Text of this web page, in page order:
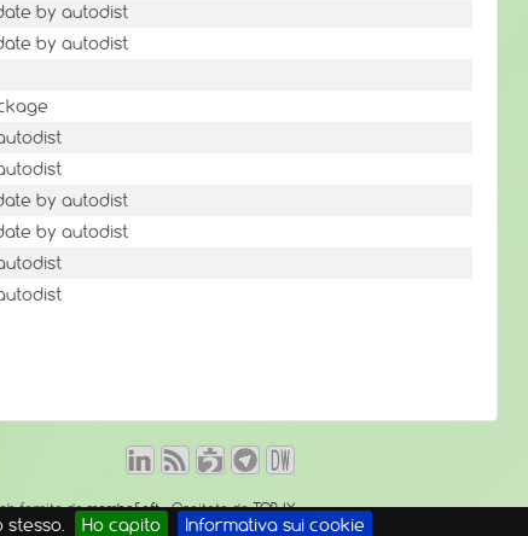
Ho capito Informativa sui cookie
by autodist
by autodist
by autodist
by autodist
fornito damambaSoft- Ospitato daTOP-IX